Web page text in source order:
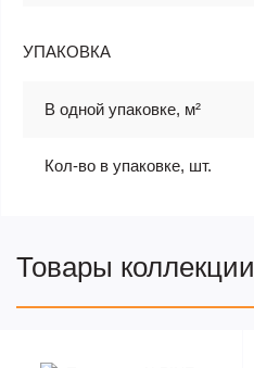
УПАКОВКА
В одной упаковке, м²
Кол-во в упаковке, шт.
Товары коллекции